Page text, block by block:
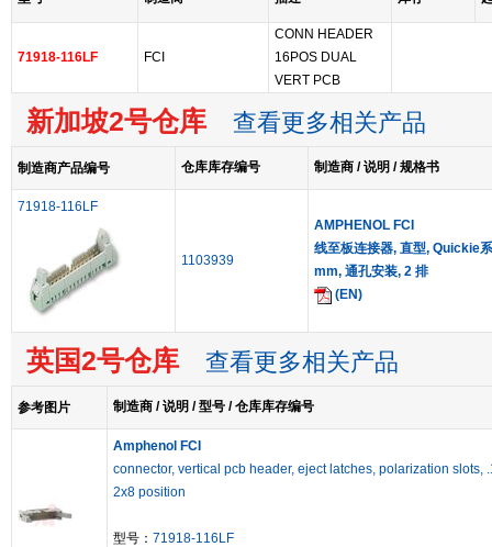
71918-116LF FCI
CONN HEADER
16POS DUAL
VERT PCB
新加坡2号仓库 查看更多相关产品
制造商产品编号 仓库库存编号 制造商 / 说明 / 规格书
71918-116LF
1103939
AMPHENOL FCI
线至板连接器, 直型, Quickie
mm, 通孔安装, 2 排
(EN)
英国2号仓库 查看更多相关产品
参考图片 制造商 / 说明 / 型号 / 仓库库存编号
Amphenol FCI
connector, vertical pcb header, eject latches, polarization slots,
2x8 position
型号： 71918-116LF